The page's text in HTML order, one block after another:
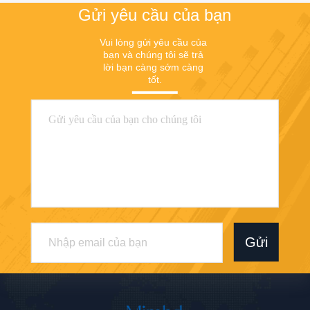
cho phòng ngủ và tủGửi yêu cầu của bạn
Vui lòng gửi yêu cầu của
bạn và chúng tôi sẽ trả
lời bạn càng sớm càng
tốt.
Gửi